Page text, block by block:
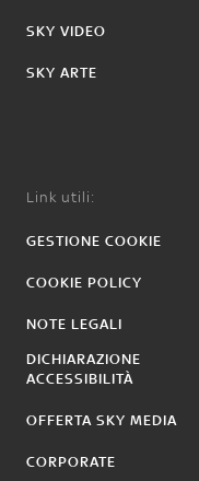
SKY VIDEO
SKY ARTE
Link utili:
GESTIONE COOKIE
COOKIE POLICY
NOTE LEGALI
DICHIARAZIONE
ACCESSIBILITÀ
OFFERTA SKY MEDIA
CORPORATE